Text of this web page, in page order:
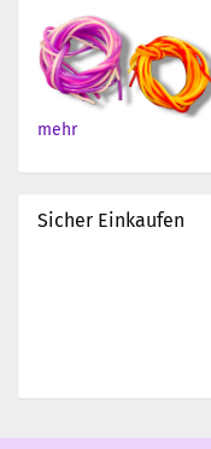
mehr
Sicher Einkaufen